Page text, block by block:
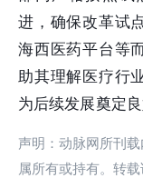
进，确保改革试
海西医药平台等
助其理解医疗行
为后续发展奠定良
声明：动脉网所刊
属所有或持有。转